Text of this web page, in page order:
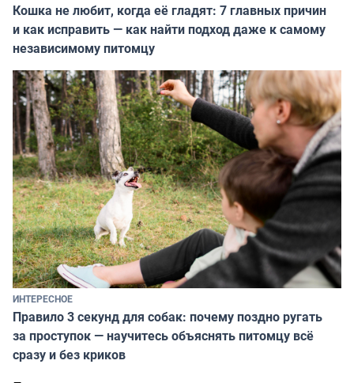
Кошка не любит, когда её гладят: 7 главных причин
и как исправить — как найти подход даже к самому
независимому питомцу
ИНТЕРЕСНОЕ
Правило 3 секунд для собак: почему поздно ругать
за проступок — научитесь объяснять питомцу всё
сразу и без криков